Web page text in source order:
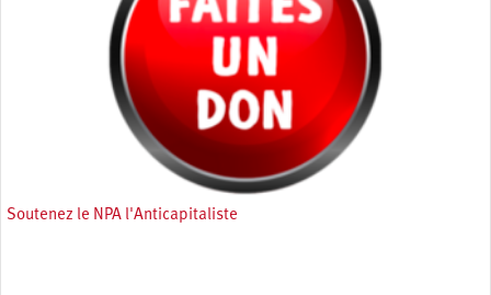
Soutenez le NPA l'Anticapitaliste